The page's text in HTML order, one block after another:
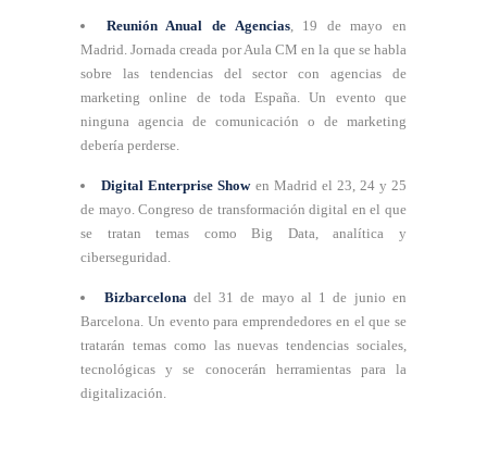
Reunión Anual de Agencias, 19 de mayo en
Madrid. Jornada creada por Aula CM en la que se habla
sobre las tendencias del sector con agencias de
marketing online de toda España. Un evento que
ninguna agencia de comunicación o de marketing
debería perderse.
Digital Enterprise Showen Madrid el 23, 24 y 25
de mayo. Congreso de transformación digital en el que
se tratan temas como Big Data, analítica y
ciberseguridad.
Bizbarcelona del 31 de mayo al 1 de junio en
Barcelona. Un evento para emprendedores en el que se
tratarán temas como las nuevas tendencias sociales,
tecnológicas y se conocerán herramientas para la
digitalización.